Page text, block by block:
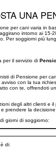
UNA
per cani varia in
intorno ai 15-
Per soggiorni più
per il servizio di
di Pensione per
con la tua
con te, offrendoti
degli altri clienti e
prendere la decisione
giorni di soggiorno:
di: